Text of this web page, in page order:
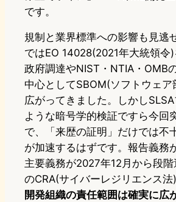
です。
規制と業界標準への影響も見逃
ではEO 14028(2021年大統領令
政府調達やNIST・NTIA・OMB
中心としてSBOM(ソフトウェ
広がってきました。しかし
ような暗号学的検証ですら今回
で、「来歴の証明」だけでは不
が加速するはずです。報告義務
主要義務が2027年12月から段階
のCRA(サイバーレジリエンス法)
開発組織の責任範囲は確実に広